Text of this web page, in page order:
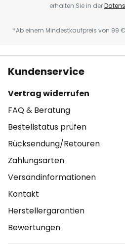
erhalten Sie in der
*Ab einem Mindestkaufpreis von 99
Kundenservice
Vertrag widerrufen
FAQ & Beratung
Bestellstatus prüfen
Rücksendung/Retouren
Zahlungsarten
Versandinformationen
Kontakt
Herstellergarantien
Bewertungen